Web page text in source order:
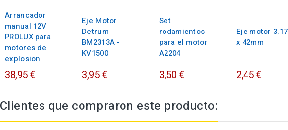
Arrancador
manual 12V
PROLUX para
motores de
explosion
38,95 €
Eje Motor
Detrum
BM2313A -
KV1500
3,95 €
Set
rodamientos
para el motor
A2204
3,50 €
Eje motor 3.17
x 42mm
2,45 €
Clientes que compraron este producto: